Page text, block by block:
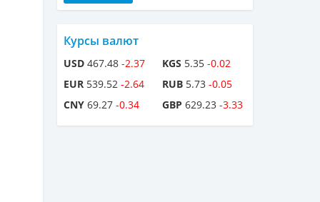
Курсы валют
USD 467.48 -2.37
EUR 539.52 -2.64
CNY 69.27 -0.34
KGS 5.35 -0.02
RUB 5.73 -0.05
GBP 629.23 -3.33